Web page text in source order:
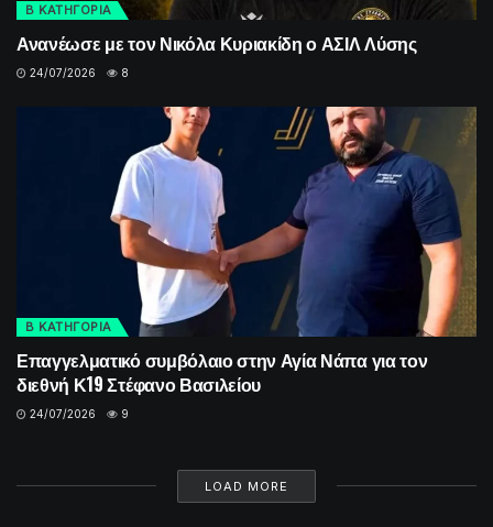
Β ΚΑΤΗΓΟΡΙΑ
Ανανέωσε με τον Νικόλα Κυριακίδη ο ΑΣΙΛ Λύσης
24/07/2026 8
Β ΚΑΤΗΓΟΡΙΑ
Επαγγελματικό συμβόλαιο στην Αγία Νάπα για τον
διεθνή Κ19 Στέφανο Βασιλείου
24/07/2026 9
LOAD MORE